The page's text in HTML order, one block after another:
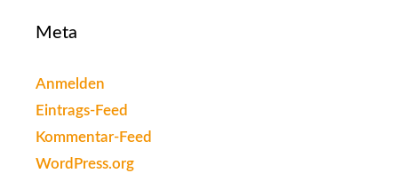
Meta
Anmelden
Eintrags-Feed
Kommentar-Feed
WordPress.org